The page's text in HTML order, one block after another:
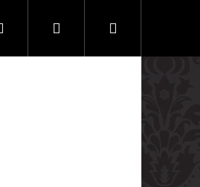
Hľadať PrihlásenieNákupný